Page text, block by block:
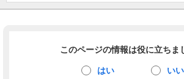
このページの情報は役に立ちま
はい い